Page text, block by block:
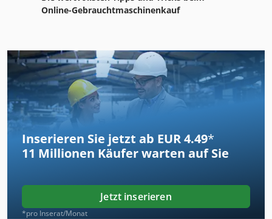
Online-Gebrauchtmaschinenkauf
Inserieren Sie jetzt ab EUR 4.49*
11 Millionen Käufer warten auf Sie
Jetzt inserieren
*pro Inserat/Monat